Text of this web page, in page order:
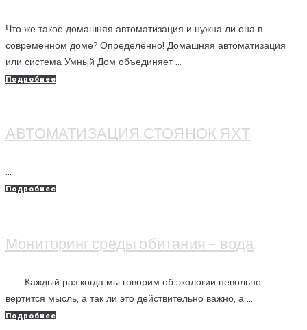
Что же такое домашняя автоматизация и нужна ли она в
современном доме? Определённо! Домашняя автоматизация
или система Умный Дом объединяет ...
Подробнее
АВТОМАТИЗАЦИЯ СТОЯНОК ЯХТ
...
Подробнее
Мониторинг среды обитания – вода
Каждый раз когда мы говорим об экологии невольно
вертится мысль, а так ли это действительно важно, а ...
Подробнее